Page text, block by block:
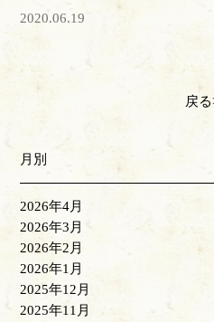
2020.06.19
戻る
月別
2026年4月
2026年3月
2026年2月
2026年1月
2025年12月
2025年11月